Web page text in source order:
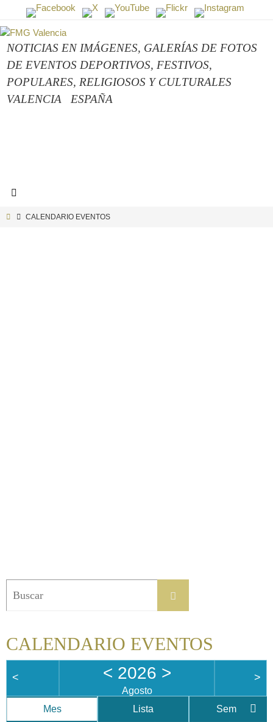
contenido
NOTICIAS EN IMÁGENES, GALERÍAS DE FOTOS
DE EVENTOS DEPORTIVOS, FESTIVOS,
POPULARES, RELIGIOSOS Y CULTURALES
VALENCIA
ESPAÑA
INICIOCALENDARIO EVENTOS
Buscar
CALENDARIO EVENTOS
< < 2026 >
Agosto
>
Mes Lista Semana